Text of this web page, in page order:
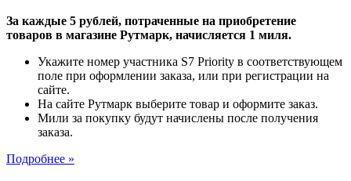
За каждые 5 рублей, потраченные на приобретение
товаров в магазине Рутмарк, начисляется 1 миля.
Укажите номер участника S7 Priority в соответствующем
поле при оформлении заказа, или при регистрации на
сайте.
На сайте Рутмарк выберите товар и оформите заказ.
Мили за покупку будут начислены после получения
заказа.
Подробнее »